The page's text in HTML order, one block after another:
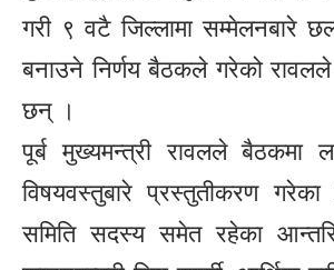
गरी ९ वटै जिल्लामा सम्मेलनबारे
बनाउने निर्णय बैठकले गरेको रावलले
छन् ।
पूर्ब मुख्यमन्त्री रावलले बैठकमा
विषयवस्तुबारे प्रस्तुतीकरण
समिति सदस्य समेत रहेका